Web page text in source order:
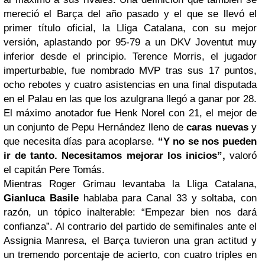
mereció el Barça del año pasado y el que se llevó el
primer título oficial, la Lliga Catalana, con su mejor
versión, aplastando por 95-79 a un DKV Joventut muy
inferior desde el principio. Terence Morris, el jugador
imperturbable, fue nombrado MVP tras sus 17 puntos,
ocho rebotes y cuatro asistencias en una final disputada
en el Palau en las que los azulgrana llegó a ganar por 28.
El máximo anotador fue Henk Norel con 21, el mejor de
un conjunto de Pepu Hernández lleno decaras nuevasy
que necesita días para acoplarse. “Y no se nos pueden
ir de tanto. Necesitamos mejorar los inicios”, valoró
el capitán Pere Tomás.
Mientras Roger Grimau levantaba la Lliga Catalana,
Gianluca Basilehablaba para Canal 33 y soltaba, con
razón, un tópico inalterable: “Empezar bien nos dará
confianza”. Al contrario del partido de semifinales ante el
Assignia Manresa, el Barça tuvieron una gran actitud y
un tremendo porcentaje de acierto, con cuatro triples en